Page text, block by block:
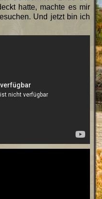
hatte, machte es mir
Und jetzt bin ich